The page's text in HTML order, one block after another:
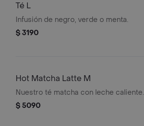
Té L
Infusión de negro, verde o menta.
$ 3190
Hot Matcha Latte M
Nuestro té matcha con leche caliente.
$ 5090